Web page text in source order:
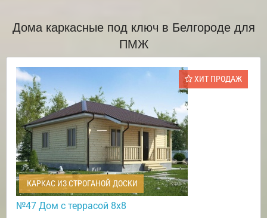
Дома каркасные под ключ в Белгороде для
ПМЖ
ХИТ ПРОДАЖ
КАРКАС ИЗ СТРОГАНОЙ ДОСКИ
№47 Дом с террасой 8х8